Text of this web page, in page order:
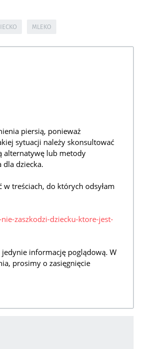
MLEKO
piersią, ponieważ
sytuacji należy skonsultować
alternatywę lub metody
dla dziecka.
treściach, do których odsyłam
zaszkodzi-dziecku-ktore-jest-
informację poglądową. W
prosimy o zasięgnięcie